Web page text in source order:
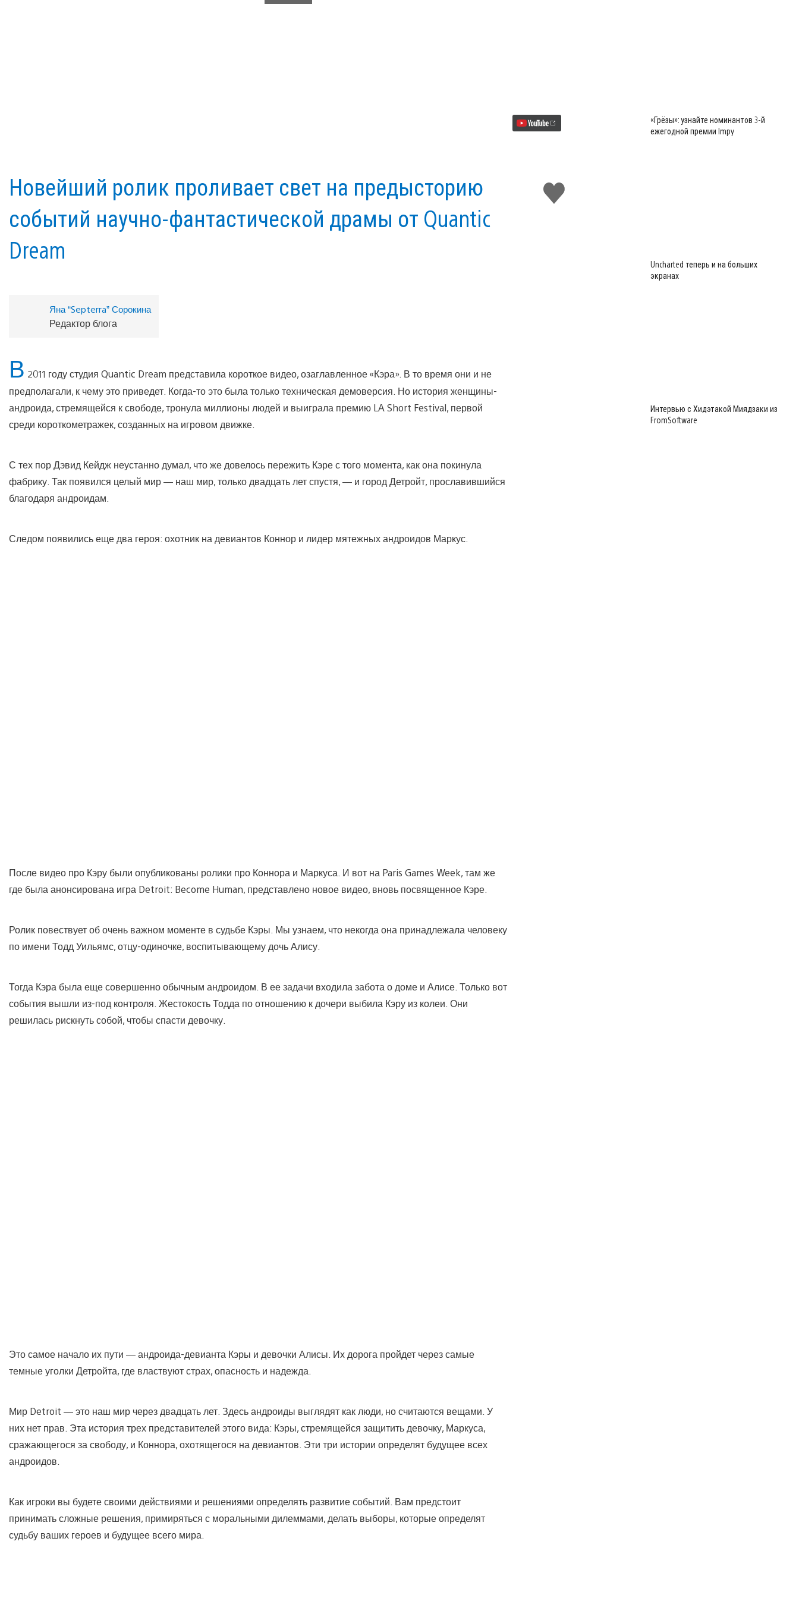
Become
Поставить
лайк
Новейший ролик проливает свет на предысторию
событий научно-фантастической драмы от Quantic
Dream
Яна “Septerra” Сорокина
Редактор блога
В 2011 году студия Quantic Dream представила короткое видео, озаглавленное «Кэра». В то время они и не
предполагали, к чему это приведет. Когда-то это была только техническая демоверсия. Но история женщины-
андроида, стремящейся к свободе, тронула миллионы людей и выиграла премию LA Short Festival, первой
среди короткометражек, созданных на игровом движке.
С тех пор Дэвид Кейдж неустанно думал, что же довелось пережить Кэре с того момента, как она покинула
фабрику. Так появился целый мир — наш мир, только двадцать лет спустя, — и город Детройт, прославившийся
благодаря андроидам.
Следом появились еще два героя: охотник на девиантов Коннор и лидер мятежных андроидов Маркус.
После видео про Кэру были опубликованы ролики про Коннора и Маркуса. И вот на Paris Games Week, там же
где была анонсирована игра Detroit: Become Human, представлено новое видео, вновь посвященное Кэре.
Ролик повествует об очень важном моменте в судьбе Кэры. Мы узнаем, что некогда она принадлежала человеку
по имени Тодд Уильямс, отцу-одиночке, воспитывающему дочь Алису.
Тогда Кэра была еще совершенно обычным андроидом. В ее задачи входила забота о доме и Алисе. Только вот
события вышли из-под контроля. Жестокость Тодда по отношению к дочери выбила Кэру из колеи. Они
решилась рискнуть собой, чтобы спасти девочку.
Это самое начало их пути — андроида-девианта Кэры и девочки Алисы. Их дорога пройдет через самые
темные уголки Детройта, где властвуют страх, опасность и надежда.
Мир Detroit — это наш мир через двадцать лет. Здесь андроиды выглядят как люди, но считаются вещами. У
них нет прав. Эта история трех представителей этого вида: Кэры, стремящейся защитить девочку, Маркуса,
сражающегося за свободу, и Коннора, охотящегося на девиантов. Эти три истории определят будущее всех
андроидов.
Как игроки вы будете своими действиями и решениями определять развитие событий. Вам предстоит
принимать сложные решения, примиряться с моральными дилеммами, делать выборы, которые определят
судьбу ваших героев и будущее всего мира.
«Грёзы»: узнайте номинантов 3-й
ежегодной премии Impy
Uncharted теперь и на больших
экранах
Интервью с Хидэтакой Миядзаки из
FromSoftware